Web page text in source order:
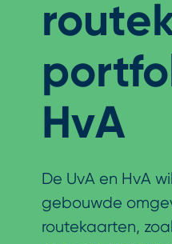
HvA
De UvA en HvA
gebouwde
routekaarten,